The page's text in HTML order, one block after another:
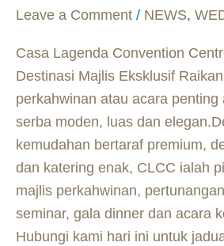
Leave a Comment / NEWS,
Casa Lagenda Convention
Destinasi Majlis Eksklusif
perkahwinan atau acara penting
serba moden, luas dan
kemudahan bertaraf premium,
dan katering enak, CLCC ialah
majlis perkahwinan,
seminar, gala dinner dan acara
Hubungi kami hari ini untuk